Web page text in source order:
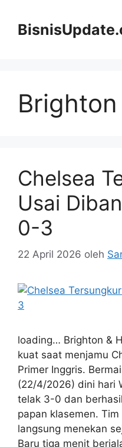
Brighton
Chelsea
Usai
0-3
22 April 2026 oleh
loading… Brighton &
kuat saat menjamu
Primer Inggris.
(22/4/2026) dini hari
telak 3-0 dan
papan klasemen.
langsung menekan
Baru tiga menit